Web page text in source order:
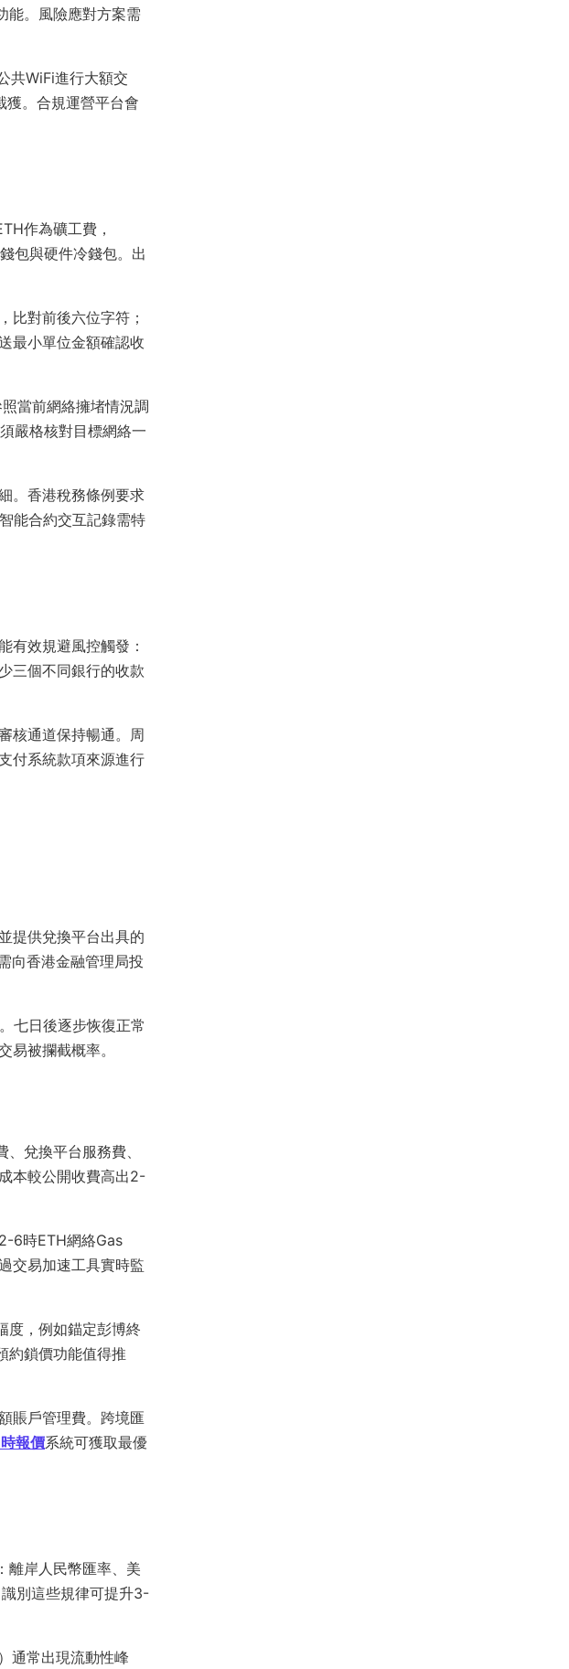
能。風險應對方案需
共WiFi進行大額交
獲。合規運營平台會
作為礦工費，
包與硬件冷錢包。出
比對前後六位字符；
最小單位金額確認收
當前網絡擁堵情況調
嚴格核對目標網絡一
。香港稅務條例要求
能合約交互記錄需特
有效規避風控觸發：
三個不同銀行的收款
核通道保持暢通。周
付系統款項來源進行
提供兌換平台出具的
向香港金融管理局投
七日後逐步恢復正常
被攔截概率。
兌換平台服務費、
本較公開收費高出2-
6時ETH網絡Gas
交易加速工具實時監
度，例如錨定彭博終
約鎖價功能值得推
賬戶管理費。跨境匯
報價系統可獲取最優
離岸人民幣匯率、美
別這些規律可提升3-
通常出現流動性峰